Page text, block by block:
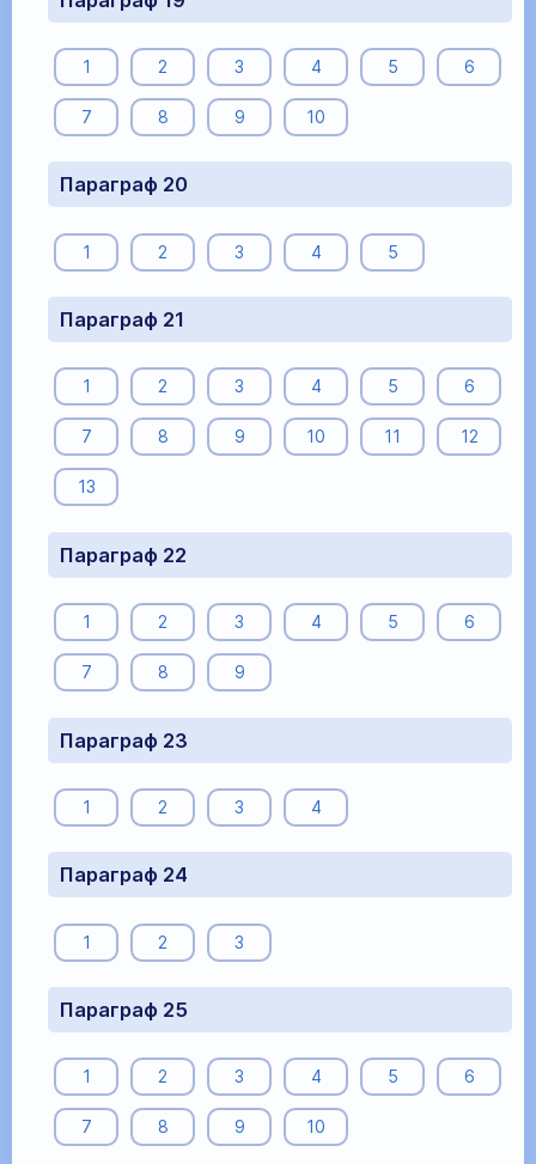
1 2 3 4 5 6
7 8 9 10
Параграф 20
1 2 3 4 5
Параграф 21
1 2 3 4 5 6
7 8 9 10 11 12
13
Параграф 22
1 2 3 4 5 6
7 8 9
Параграф 23
1 2 3 4
Параграф 24
1 2 3
Параграф 25
1 2 3 4 5 6
7 8 9 10